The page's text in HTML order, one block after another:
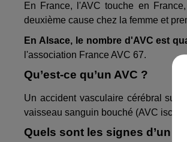
En France, l'AVC touche en
deuxième cause chez la femme et
En Alsace, le nombre d'AVC est
l'association France AVC 67.
Qu’est-ce qu’un AVC ?
Un accident vasculaire cérébral
vaisseau sanguin bouché (AVC
Quels sont les signes d’un